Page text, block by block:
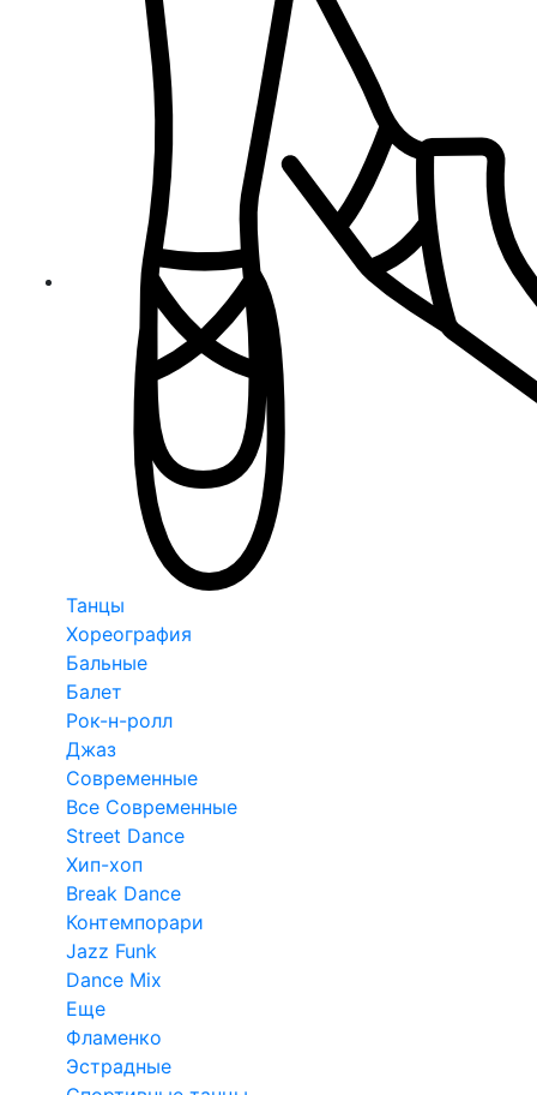
Танцы
Хореография
Бальные
Балет
Рок-н-ролл
Джаз
Современные
Все Современные
Street Dance
Хип-хоп
Break Dance
Контемпорари
Jazz Funk
Dance Mix
Еще
Фламенко
Эстрадные